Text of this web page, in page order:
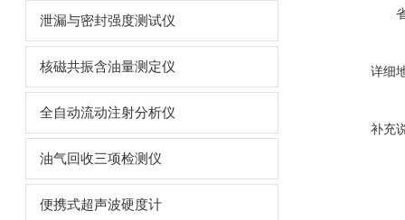
泄漏与密封强度测试仪
核磁共振含油量测定仪
全自动流动注射分析仪
油气回收三项检测仪
便携式超声波硬度计
详细
补充